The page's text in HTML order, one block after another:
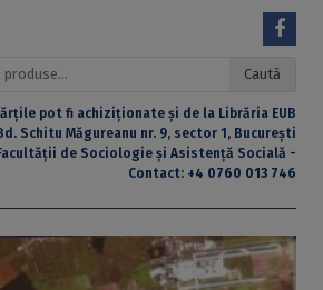
Caută
pot fi achiziționate și de la Librăria EUB
Schitu Măgureanu nr. 9, sector 1, București
de Sociologie și Asistență Socială -
Contact: +4 0760 013 746